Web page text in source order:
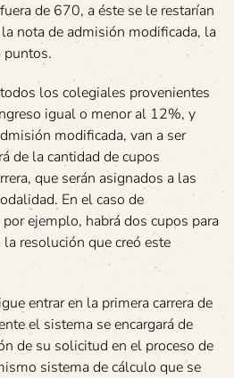
de 670, a éste se le restarían
nota de admisión modificada, la
los colegiales provenientes
igual o menor al 12%, y
modificada, van a ser
de la cantidad de cupos
que serán asignados a las
En el caso de
ejemplo, habrá dos cupos para
resolución que creó este
entrar en la primera carrera de
el sistema se encargará de
de su solicitud en el proceso de
sistema de cálculo que se